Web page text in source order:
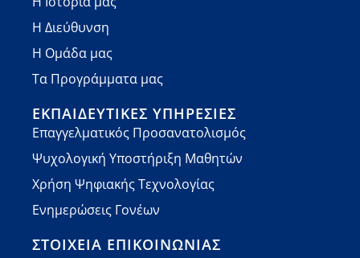
Η Διεύθυνση
Η Ομάδα μας
Τα Προγράμματα μας
ΕΚΠΑΙΔΕΥΤΙΚΈΣ ΥΠΗΡΕΣΊΕΣ
Επαγγελματικός Προσανατολισμός
Ψυχολογική Υποστήριξη Μαθητών
Χρήση Ψηφιακής Τεχνολογίας
Ενημερώσεις Γονέων
ΣΤΟΙΧΕΊΑ ΕΠΙΚΟΙΝΩΝΊΑΣ